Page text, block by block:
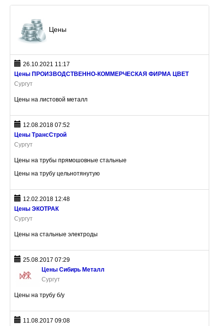
Цены
26.10.2021 11:17
Цены ПРОИЗВОДСТВЕННО-КОММЕРЧЕСКАЯ ФИРМА ЦВЕТ
Сургут
Цены на листовой металл
12.08.2018 07:52
Цены ТрансСтрой
Сургут
Цены на трубы прямошовные стальные
Цены на трубу цельнотянутую
12.02.2018 12:48
Цены ЭКОТРАК
Сургут
Цены на стальные электроды
25.08.2017 07:29
Цены Сибирь Металл
Сургут
Цены на трубу б/у
11.08.2017 09:08